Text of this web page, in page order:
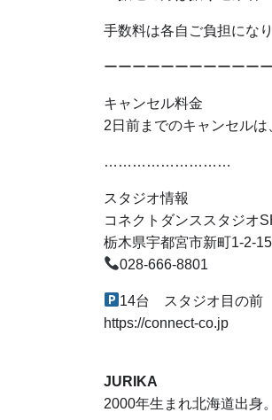
手数料は各自ご負担になり
ーーーーーーーーーーー
キャンセル料金
2日前までのキャンセル
………………………
スタジオ情報
コネクトダンススタジオ
栃木県宇都宮市新町1-2-15
028-666-8801
14台 スタジオ目の前
https://connect-co.jp
JURIKA
2000年生まれ北海道出身。